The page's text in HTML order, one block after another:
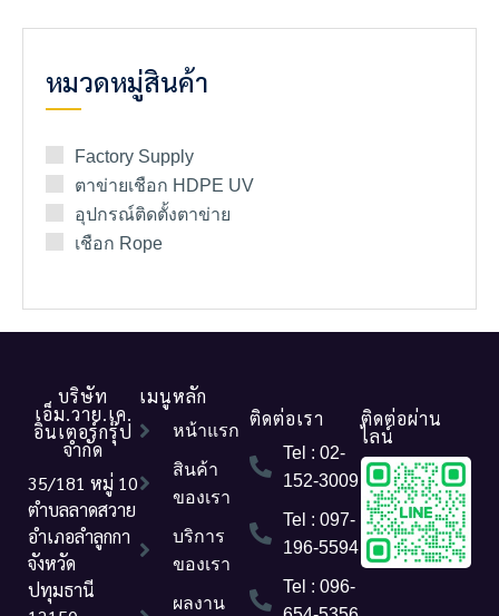
หมวดหมู่สินค้า
Factory Supply
ตาข่ายเชือก HDPE UV
อุปกรณ์ติดตั้งตาข่าย
เชือก Rope
บริษัท
เอ็ม.วาย.เค.
อินเตอร์กรุ๊ป
จำกัด
35/181 หมู่ 10
ตำบลลาดสวาย
อำเภอลำลูกกา
จังหวัด
ปทุมธานี
เมนูหลัก
หน้าแรก
สินค้า
ของเรา
บริการ
ของเรา
ผลงาน
ติดต่อเรา
Tel : 02-
152-3009
Tel : 097-
196-5594
Tel : 096-
ติดต่อผ่าน
ไลน์